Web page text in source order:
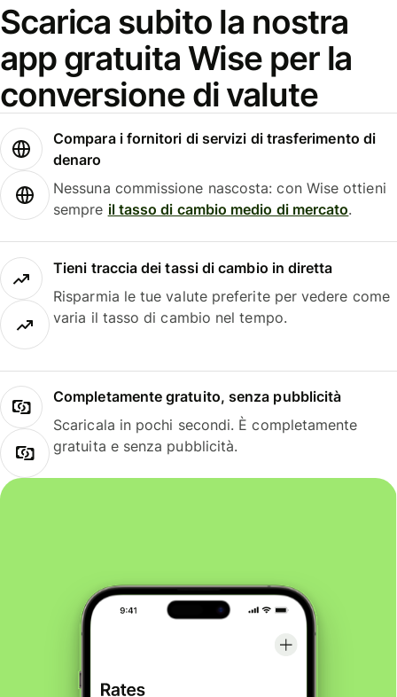
Scarica subito la nostra
app gratuita Wise per la
conversione di valute
Compara i fornitori di servizi di trasferimento di
denaro
Nessuna commissione nascosta: con Wise ottieni
sempre il tasso di cambio medio di mercato.
Tieni traccia dei tassi di cambio in diretta
Risparmia le tue valute preferite per vedere come
varia il tasso di cambio nel tempo.
Completamente gratuito, senza pubblicità
Scaricala in pochi secondi. È completamente
gratuita e senza pubblicità.